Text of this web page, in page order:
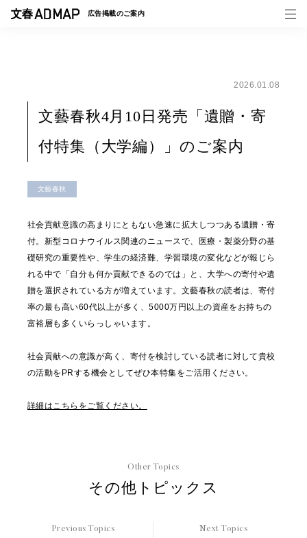
広告掲載のご案内
事例一覧
トピックス
2026.01.08
文藝春秋4月10日発売「遺贈・寄
付特集（大学編）」のご案内
文藝春秋
社会貢献意識の高まりにともない急速に拡大しつつある遺贈・寄
付。新型コロナウイルス関連のニュースで、医療・製薬分野の基
礎研究の重要性や、学生の経済難、学習環境の変化などが報じら
れる中で「自分も何か貢献できるのでは」と、大学への寄付や遺
贈を選択されている方が増えています。文藝春秋の読者は、寄付
率の最も高い60代以上が多く、5000万円以上の資産をお持ちの
富裕層も多くいらっしゃいます。
社会貢献への意識が高く、寄付を検討している読者に対して貴校
の活動をPRする機会としてぜひ本特集をご活用ください。
詳細はこちらをご覧ください。
Other Topics
その他トピックス
Previous Topics Next Topics